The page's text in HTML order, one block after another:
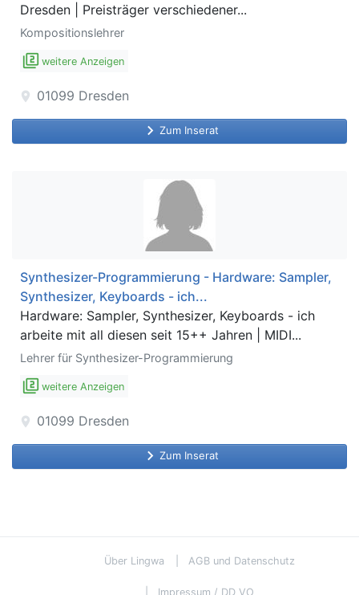
Dresden | Preisträger verschiedener...
Kompositionslehrer
filter_2 weitere Anzeigen
location_on 01099 Dresden
keyboard_arrow_right Zum Inserat
Synthesizer-Programmierung - Hardware: Sampler,
Synthesizer, Keyboards - ich...
Hardware: Sampler, Synthesizer, Keyboards - ich
arbeite mit all diesen seit 15++ Jahren | MIDI...
Lehrer für Synthesizer-Programmierung
filter_2 weitere Anzeigen
location_on 01099 Dresden
keyboard_arrow_right Zum Inserat
Über Lingwa AGB und Datenschutz
Impressum / DD VO